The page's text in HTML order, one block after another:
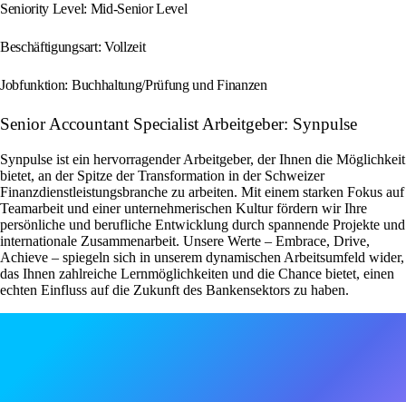
Seniority Level: Mid-Senior Level
Beschäftigungsart: Vollzeit
Jobfunktion: Buchhaltung/Prüfung und Finanzen
Senior Accountant Specialist Arbeitgeber: Synpulse
Synpulse ist ein hervorragender Arbeitgeber, der Ihnen die Möglichkeit
bietet, an der Spitze der Transformation in der Schweizer
Finanzdienstleistungsbranche zu arbeiten. Mit einem starken Fokus auf
Teamarbeit und einer unternehmerischen Kultur fördern wir Ihre
persönliche und berufliche Entwicklung durch spannende Projekte und
internationale Zusammenarbeit. Unsere Werte – Embrace, Drive,
Achieve – spiegeln sich in unserem dynamischen Arbeitsumfeld wider,
das Ihnen zahlreiche Lernmöglichkeiten und die Chance bietet, einen
echten Einfluss auf die Zukunft des Bankensektors zu haben.